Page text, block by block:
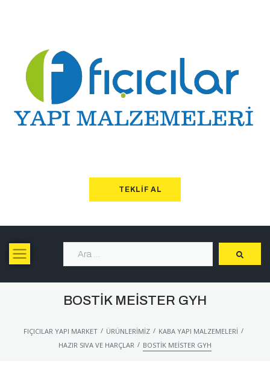
TEKLIF AL
BOSTIK MEISTER GYH
FIÇICILAR YAPI MARKET / ÜRÜNLERIMIZ / KABA YAPI MALZEMELERI /
HAZIR SIVA VE HARÇLAR / BOSTIK MEISTER GYH